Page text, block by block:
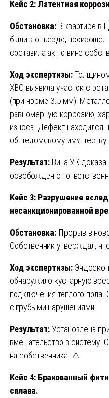
Кейс 2: Латентная
Обстановка: В квартире в
были в отъезде,
составила акт о вине
Ход экспертизы:
ХВС выявила участок с
(при норме 3.5 мм).
равномерную коррозию,
износа. Дефект находился
общедомовому имуществу.
Результат: Вина УК
освобожден от
Кейс 3: Разрушение
несанкционированной
Обстановка: Прорыв в
Собственник утверждал,
Ход экспертизы:
обнаружило кустарную
подключения теплого
с грубыми нарушениями.
Результат:Установлена
вмешательство в систему.
на собственника. ⚠️
Кейс 4: Бракованный
сплава.